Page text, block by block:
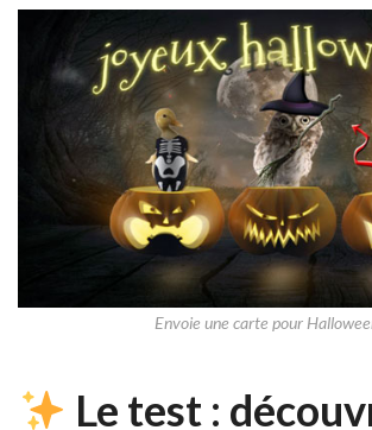
Envoie une carte pour
Le test :